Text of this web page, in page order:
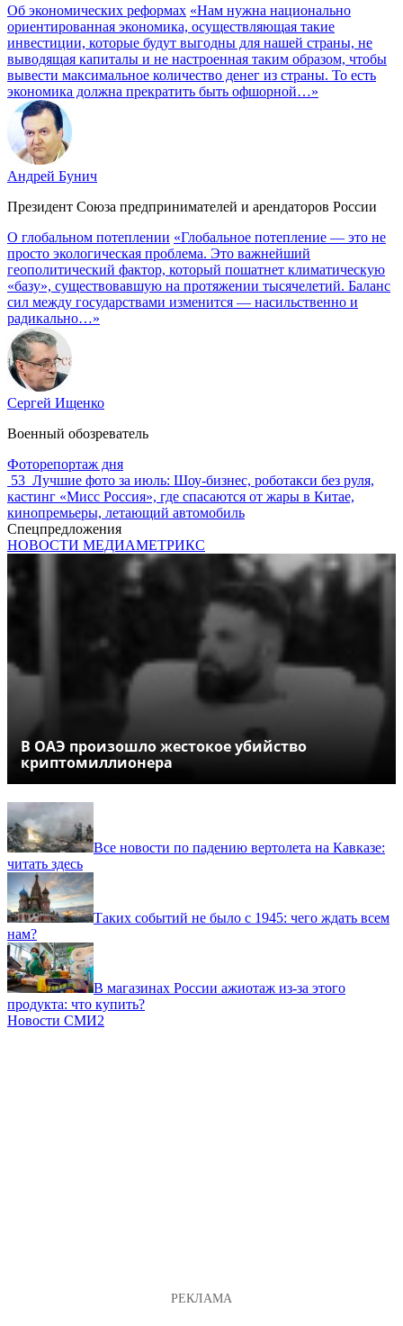
Об экономических реформах «Нам нужна национально
ориентированная экономика, осуществляющая такие
инвестиции, которые будут выгодны для нашей страны, не
выводящая капиталы и не настроенная таким образом, чтобы
вывести максимальное количество денег из страны. То есть
экономика должна прекратить быть офшорной…»
Андрей Бунич
Президент Союза предпринимателей и арендаторов России
О глобальном потеплении «Глобальное потепление — это не
просто экологическая проблема. Это важнейший
геополитический фактор, который пошатнет климатическую
«базу», существовавшую на протяжении тысячелетий. Баланс
сил между государствами изменится — насильственно и
радикально…»
Сергей Ищенко
Военный обозреватель
Фоторепортаж дня
53 Лучшие фото за июль: Шоу-бизнес, роботакси без руля,
кастинг «Мисс Россия», где спасаются от жары в Китае,
кинопремьеры, летающий автомобиль
Спецпредложения
НОВОСТИ МЕДИАМЕТРИКС
В ОАЭ произошло жестокое убийство
криптомиллионера
Все новости по падению вертолета на Кавказе:
читать здесь
Таких событий не было с 1945: чего ждать всем
нам?
В магазинах России ажиотаж из-за этого
продукта: что купить?
Новости СМИ2